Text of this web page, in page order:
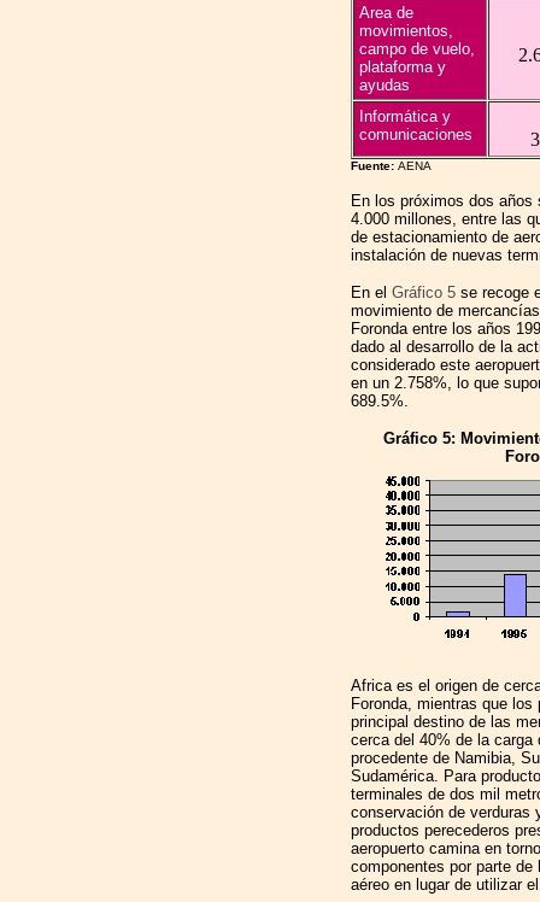
Area de
movimientos,
campo de vuelo,
plataforma y
ayudas
Informática y
comunicaciones
Fuente: AENA
En los próximos dos años
4.000 millones, entre las
de estacionamiento de
instalación de nuevas
En el Gráfico 5 se recoge
movimiento de
Foronda entre los años
dado al desarrollo de la
considerado este
en un 2.758%, lo que
689.5%.
Gráfico 5:
Africa es el origen de
Foronda, mientras que
principal destino de las
cerca del 40% de la carga
procedente de Namibia,
Sudamérica. Para
terminales de dos mil
conservación de verduras
productos perecederos
aeropuerto camina en
componentes por parte
aéreo en lugar de utilizar